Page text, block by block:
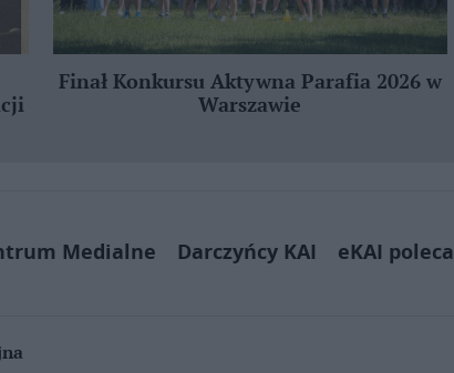
Finał Konkursu Aktywna Parafia 2026 w
Warszawie
Medialne Darczyńcy KAI eKAI poleca